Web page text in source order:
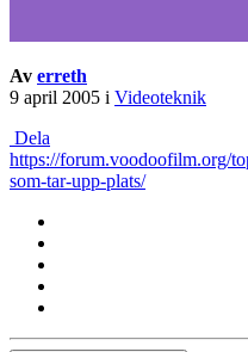
Av erreth
9 april 2005 i Videoteknik
Dela
https://forum.voodoofilm.org/
som-tar-upp-plats/